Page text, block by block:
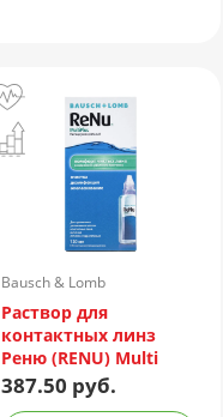
Bausch & Lomb
Incorporated/Италия
Раствор для
контактных линз
Реню (RENU) Multi
Plus 120мл +
контейнер
387.50 руб.